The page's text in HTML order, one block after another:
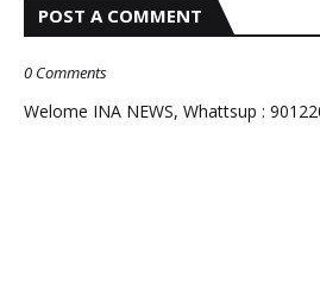
POST A COMMENT
0 Comments
Welome INA NEWS, Whattsup :